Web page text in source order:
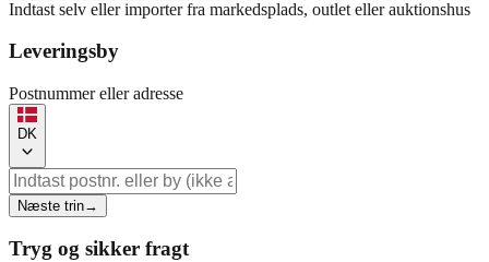
Indtast selv eller importer fra markedsplads, outlet eller auktionshus
Leveringsby
Postnummer eller adresse
DK
Næste trin→
Tryg og sikker fragt